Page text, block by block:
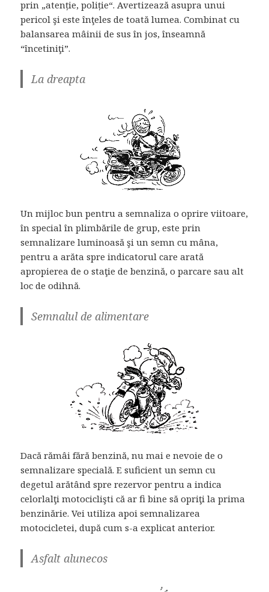
prin „atenție, poliție“. Avertizează asupra unui
pericol şi este înţeles de toată lumea. Combinat cu
balansarea mâinii de sus în jos, înseamnă
“încetiniţi”.
La dreapta
Un mijloc bun pentru a semnaliza o oprire viitoare,
în special în plimbările de grup, este prin
semnalizare luminoasă şi un semn cu mâna,
pentru a arăta spre indicatorul care arată
apropierea de o staţie de benzină, o parcare sau alt
loc de odihnă.
Semnalul de alimentare
Dacă rămâi fără benzină, nu mai e nevoie de o
semnalizare specială. E suficient un semn cu
degetul arătând spre rezervor pentru a indica
celorlalţi motociclişti că ar fi bine să opriţi la prima
benzinărie. Vei utiliza apoi semnalizarea
motocicletei, după cum s-a explicat anterior.
Asfalt alunecos